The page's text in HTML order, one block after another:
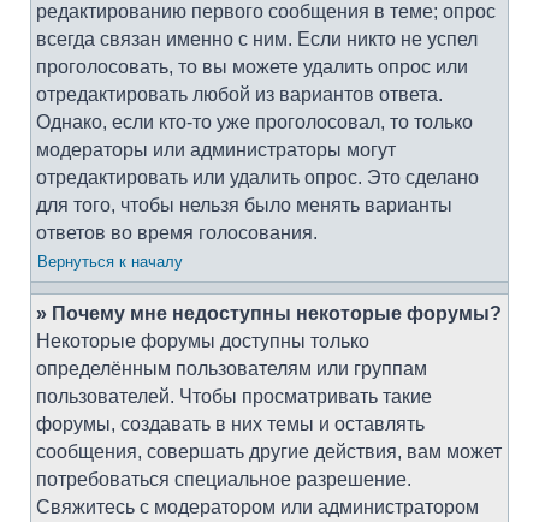
редактированию первого сообщения в теме; опрос
всегда связан именно с ним. Если никто не успел
проголосовать, то вы можете удалить опрос или
отредактировать любой из вариантов ответа.
Однако, если кто-то уже проголосовал, то только
модераторы или администраторы могут
отредактировать или удалить опрос. Это сделано
для того, чтобы нельзя было менять варианты
ответов во время голосования.
Вернуться к началу
» Почему мне недоступны некоторые форумы?
Некоторые форумы доступны только
определённым пользователям или группам
пользователей. Чтобы просматривать такие
форумы, создавать в них темы и оставлять
сообщения, совершать другие действия, вам может
потребоваться специальное разрешение.
Свяжитесь с модератором или администратором